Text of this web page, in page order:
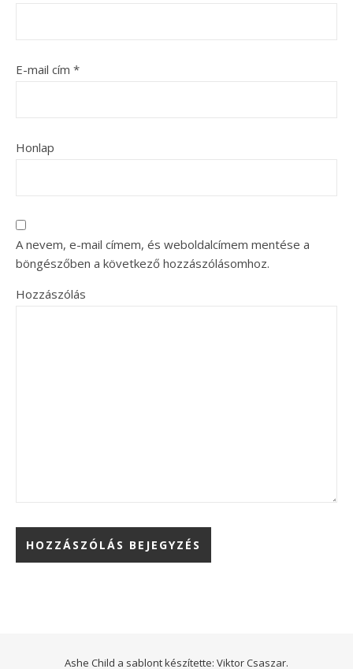
E-mail cím *
Honlap
A nevem, e-mail címem, és weboldalcímem mentése a
böngészőben a következő hozzászólásomhoz.
Hozzászólás
Ashe Child a sablont készítette: Viktor Csaszar.